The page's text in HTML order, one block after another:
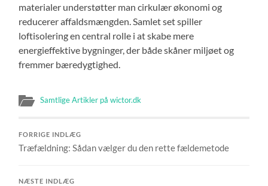
materialer understøtter man cirkulær økonomi og
reducerer affaldsmængden. Samlet set spiller
loftisolering en central rolle i at skabe mere
energieffektive bygninger, der både skåner miljøet og
fremmer bæredygtighed.
Samtlige Artikler på wictor.dk
FORRIGE INDLÆG
Træfældning: Sådan vælger du den rette fældemetode
NÆSTE INDLÆG